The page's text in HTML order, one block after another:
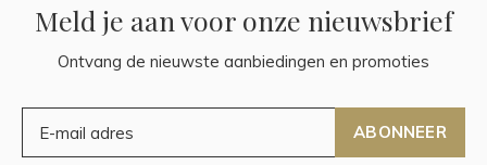
Meld je aan voor onze nieuwsbrief
Ontvang de nieuwste aanbiedingen en promoties
ABONNEER